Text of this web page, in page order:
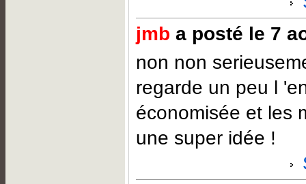
jmb a posté le 7
non non
regarde un peu l
économisée et les
une super idée !